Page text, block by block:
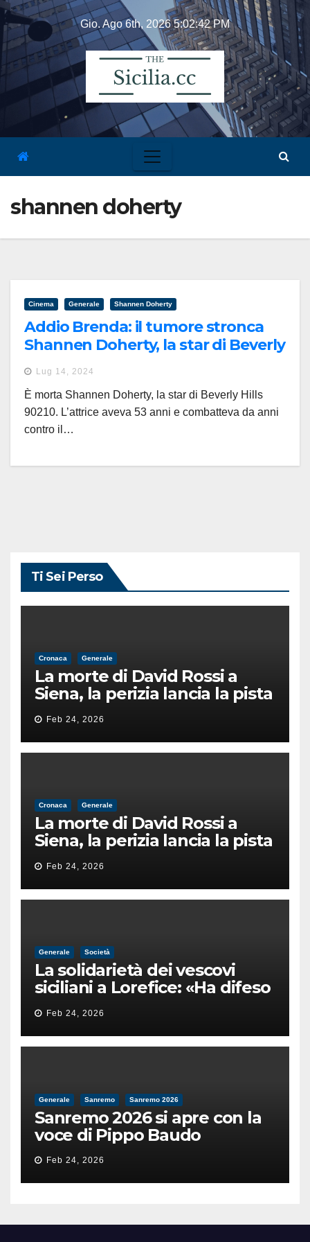
Skip
content
Gio. Ago 6th, 20265:02:42 PM
shannen doherty
Cinema Generale Shannen Doherty
Addio Brenda: il tumore stronca
Shannen Doherty, la star di Beverly
Hills 90210
Lug 14, 2024
È morta Shannen Doherty, la star di Beverly Hills
90210. L’attrice aveva 53 anni e combatteva da anni
contro il…
Ti Sei Perso
Cronaca Generale
La morte di David Rossi a
Siena, la perizia lancia la pista
di un’intimidazione finita
male
Feb 24, 2026
Cronaca Generale
La morte di David Rossi a
Siena, la perizia lancia la pista
di un’intimidazione finita
male
Feb 24, 2026
Generale Società
La solidarietà dei vescovi
siciliani a Lorefice: «Ha difeso
il valore e la dignità
dell’umanità»
Feb 24, 2026
Generale Sanremo Sanremo 2026
Sanremo 2026 si apre con la
voce di Pippo Baudo
Feb 24, 2026